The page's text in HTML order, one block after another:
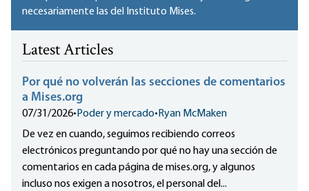
necesariamente las del Instituto Mises.
Latest Articles
Por qué no volverán las secciones de comentarios
a Mises.org
07/31/2026• Poder y mercado• Ryan McMaken
De vez en cuando, seguimos recibiendo correos
electrónicos preguntando por qué no hay una sección de
comentarios en cada página de mises.org, y algunos
incluso nos exigen a nosotros, el personal del...